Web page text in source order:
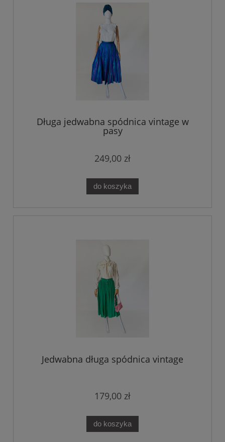
Długa jedwabna spódnica vintage w
pasy
249,00 zł
do koszyka
Jedwabna długa spódnica vintage
179,00 zł
do koszyka